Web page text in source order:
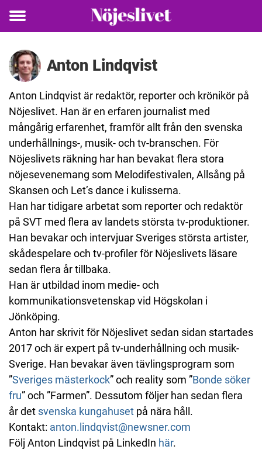
Toggle
Anton Lindqvist
Anton Lindqvist är redaktör, reporter och krönikör på
Nöjeslivet. Han är en erfaren journalist med
mångårig erfarenhet, framför allt från den svenska
underhållnings-, musik- och tv-branschen. För
Nöjeslivets räkning har han bevakat flera stora
nöjesevenemang som Melodifestivalen, Allsång på
Skansen och Let’s dance i kulisserna.
Han har tidigare arbetat som reporter och redaktör
på SVT med flera av landets största tv-produktioner.
Han bevakar och intervjuar Sveriges största artister,
skådespelare och tv-profiler för Nöjeslivets läsare
sedan flera år tillbaka.
Han är utbildad inom medie- och
kommunikationsvetenskap vid Högskolan i
Jönköping.
Anton har skrivit för Nöjeslivet sedan sidan startades
2017 och är expert på tv-underhållning och musik-
Sverige. Han bevakar även tävlingsprogram som
”Sveriges mästerkock” och reality som ”Bonde söker
fru” och ”Farmen”. Dessutom följer han sedan flera
år det svenska kungahuset på nära håll.
Kontakt: anton.lindqvist@newsner.com
Följ Anton Lindqvist på LinkedIn här.